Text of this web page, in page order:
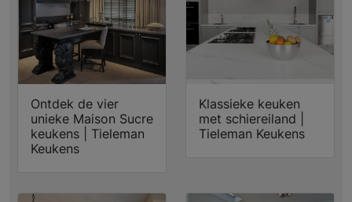
Ontdek de vier
unieke Maison Sucre
keukens | Tieleman
Keukens
Klassieke keuken
met schiereiland |
Tieleman Keukens